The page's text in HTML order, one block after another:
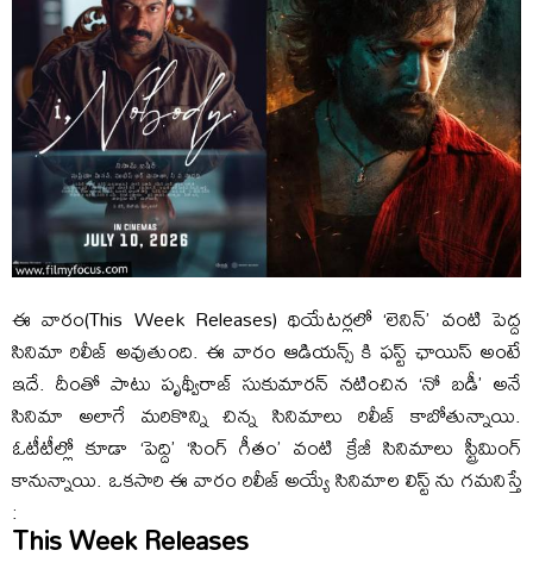
ఈ వారం(This Week Releases) థియేటర్లలో ‘లెనిన్’ వంటి పెద్ద
సినిమా రిలీజ్ అవుతుంది. ఈ వారం ఆడియన్స్ కి ఫస్ట్ ఛాయిస్ అంటే
ఇదే. దీంతో పాటు పృథ్వీరాజ్ సుకుమారన్ నటించిన ‘నో బడీ’ అనే
సినిమా అలాగే మరికొన్ని చిన్న సినిమాలు రిలీజ్ కాబోతున్నాయి.
ఓటీటీల్లో కూడా ‘పెద్ది’ ‘సింగ్ గీతం’ వంటి క్రేజీ సినిమాలు స్ట్రీమింగ్
కానున్నాయి. ఒకసారి ఈ వారం రిలీజ్ అయ్యే సినిమాల లిస్ట్ ను గమనిస్తే
:
This Week Releases